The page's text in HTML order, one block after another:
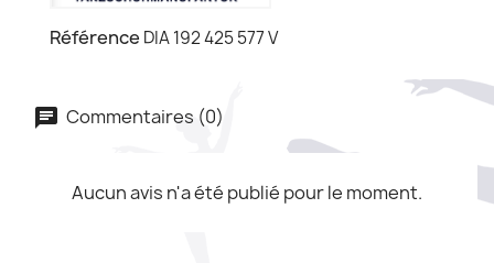
Référence DIA 192 425 577 V
Commentaires (0)
Aucun avis n'a été publié pour le moment.